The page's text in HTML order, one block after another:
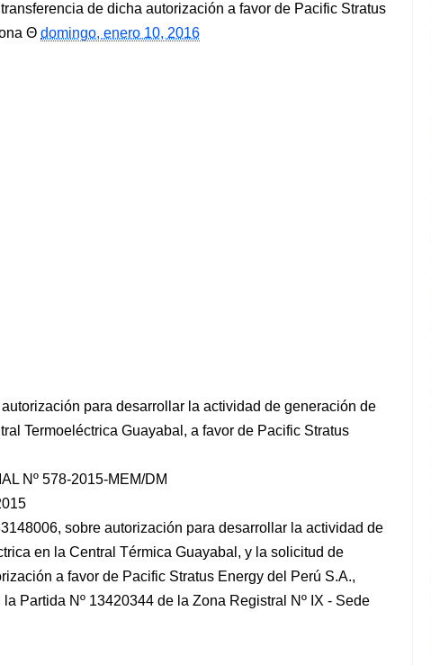
de dicha autorización a favor de Pacific Stratus
domingo, enero 10, 2016
para desarrollar la actividad de generación de
Termoeléctrica Guayabal, a favor de Pacific Stratus
Nº 578-2015-MEM/DM
sobre autorización para desarrollar la actividad de
en la Central Térmica Guayabal, y la solicitud de
a favor de Pacific Stratus Energy del Perú S.A.,
Partida Nº 13420344 de la Zona Registral Nº IX - Sede